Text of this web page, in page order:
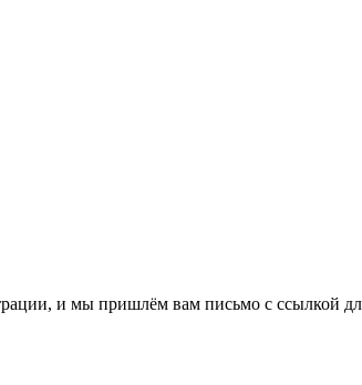
и мы пришлём вам письмо с ссылкой